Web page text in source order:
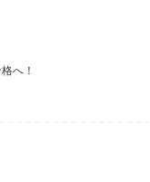
へ！